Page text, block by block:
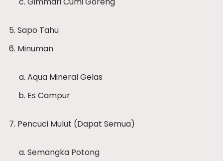
Sapo Tahu
Minuman
Aqua Mineral Gelas
Es Campur
Pencuci Mulut (Dapat Semua)
Semangka Potong